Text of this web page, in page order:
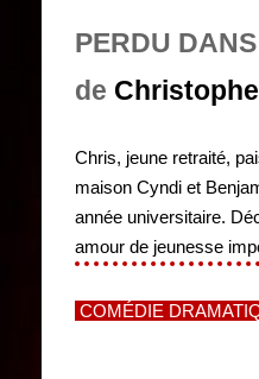
PERDU
de Christophe
Chris, jeune retraité,
maison Cyndi et
année universitaire.
amour de jeunesse
COMÉDIE